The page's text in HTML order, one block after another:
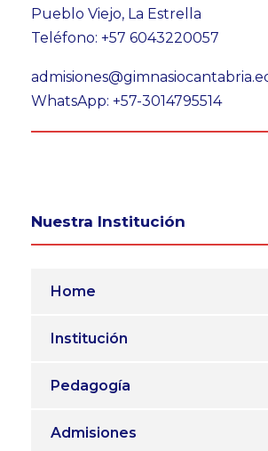
Pueblo Viejo, La Estrella
Teléfono: +57 6043220057
WhatsApp: +57-3014795514
Nuestra Institución
Home
Institución
Pedagogía
Admisiones